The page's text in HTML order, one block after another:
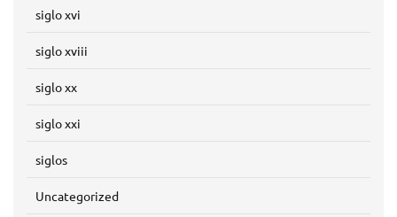
siglo xvi
siglo xviii
siglo xx
siglo xxi
siglos
Uncategorized